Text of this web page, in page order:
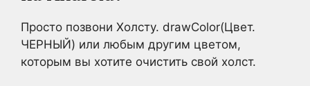
Просто позвони Холсту. drawColor(Цвет.
ЧЕРНЫЙ) или любым другим цветом,
которым вы хотите очистить свой холст.